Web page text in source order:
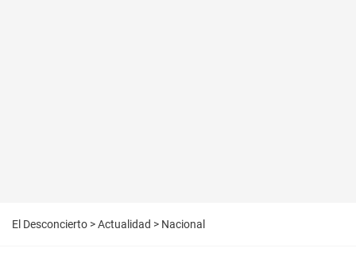
El Desconcierto >Actualidad > Nacional